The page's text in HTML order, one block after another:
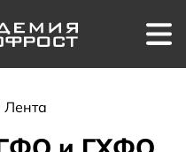
Лента